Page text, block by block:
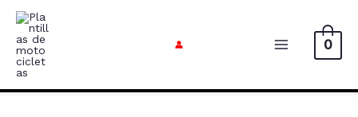
contenido
Menú
Principal
0